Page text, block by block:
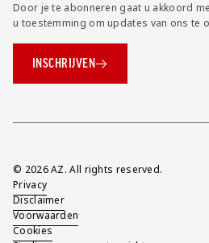
Door je te abonneren gaat u akkoord
u toestemming om updates van ons te
INSCHRIJVEN
Overig
© 2026 AZ. All rights reserved.
Privacy
Disclaimer
Voorwaarden
Cookies